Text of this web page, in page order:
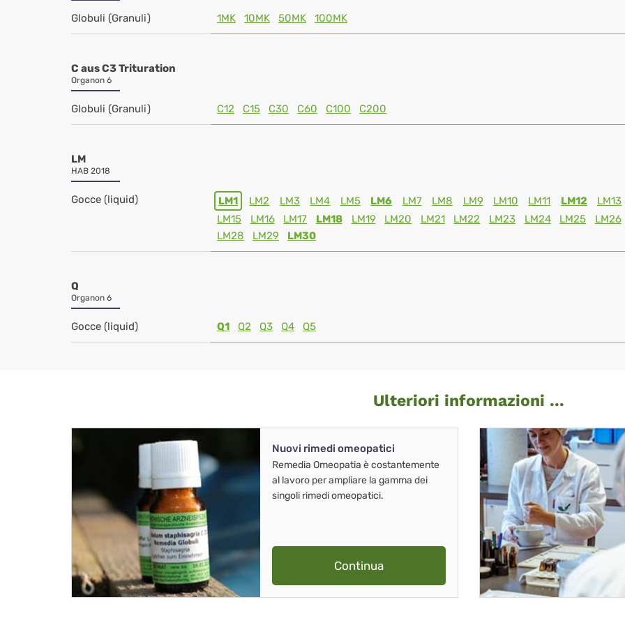
Globuli (Granuli) 1MK 10MK 50MK 100MK
C aus C3 Trituration
Organon 6
Globuli (Granuli) C12 C15 C30 C60 C100 C200
LM
HAB 2018
Gocce (liquid) LM1 LM2 LM3 LM4 LM5 LM6 LM7 LM8 LM9 LM10 LM11 LM12 LM13
LM15
LM16 LM17 LM18 LM19 LM20 LM21 LM22 LM23 LM24 LM25 LM26
LM28
LM29 LM30
Q
Organon 6
Gocce (liquid) Q1 Q2 Q3 Q4 Q5
Ulteriori informazioni ...
Nuovi rimedi omeopatici
Remedia Omeopatia è costantemente
al lavoro per ampliare la gamma dei
singoli rimedi omeopatici.
Continua